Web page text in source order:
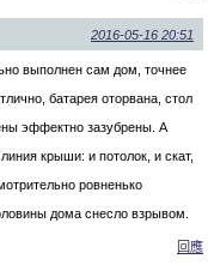
2016-05-16 20:51
выполнен сам дом, точнее
батарея оторвана, стол
эффектно зазубрены. А
крыши: и потолок, и скат,
ровненько
дома снесло взрывом.
回應